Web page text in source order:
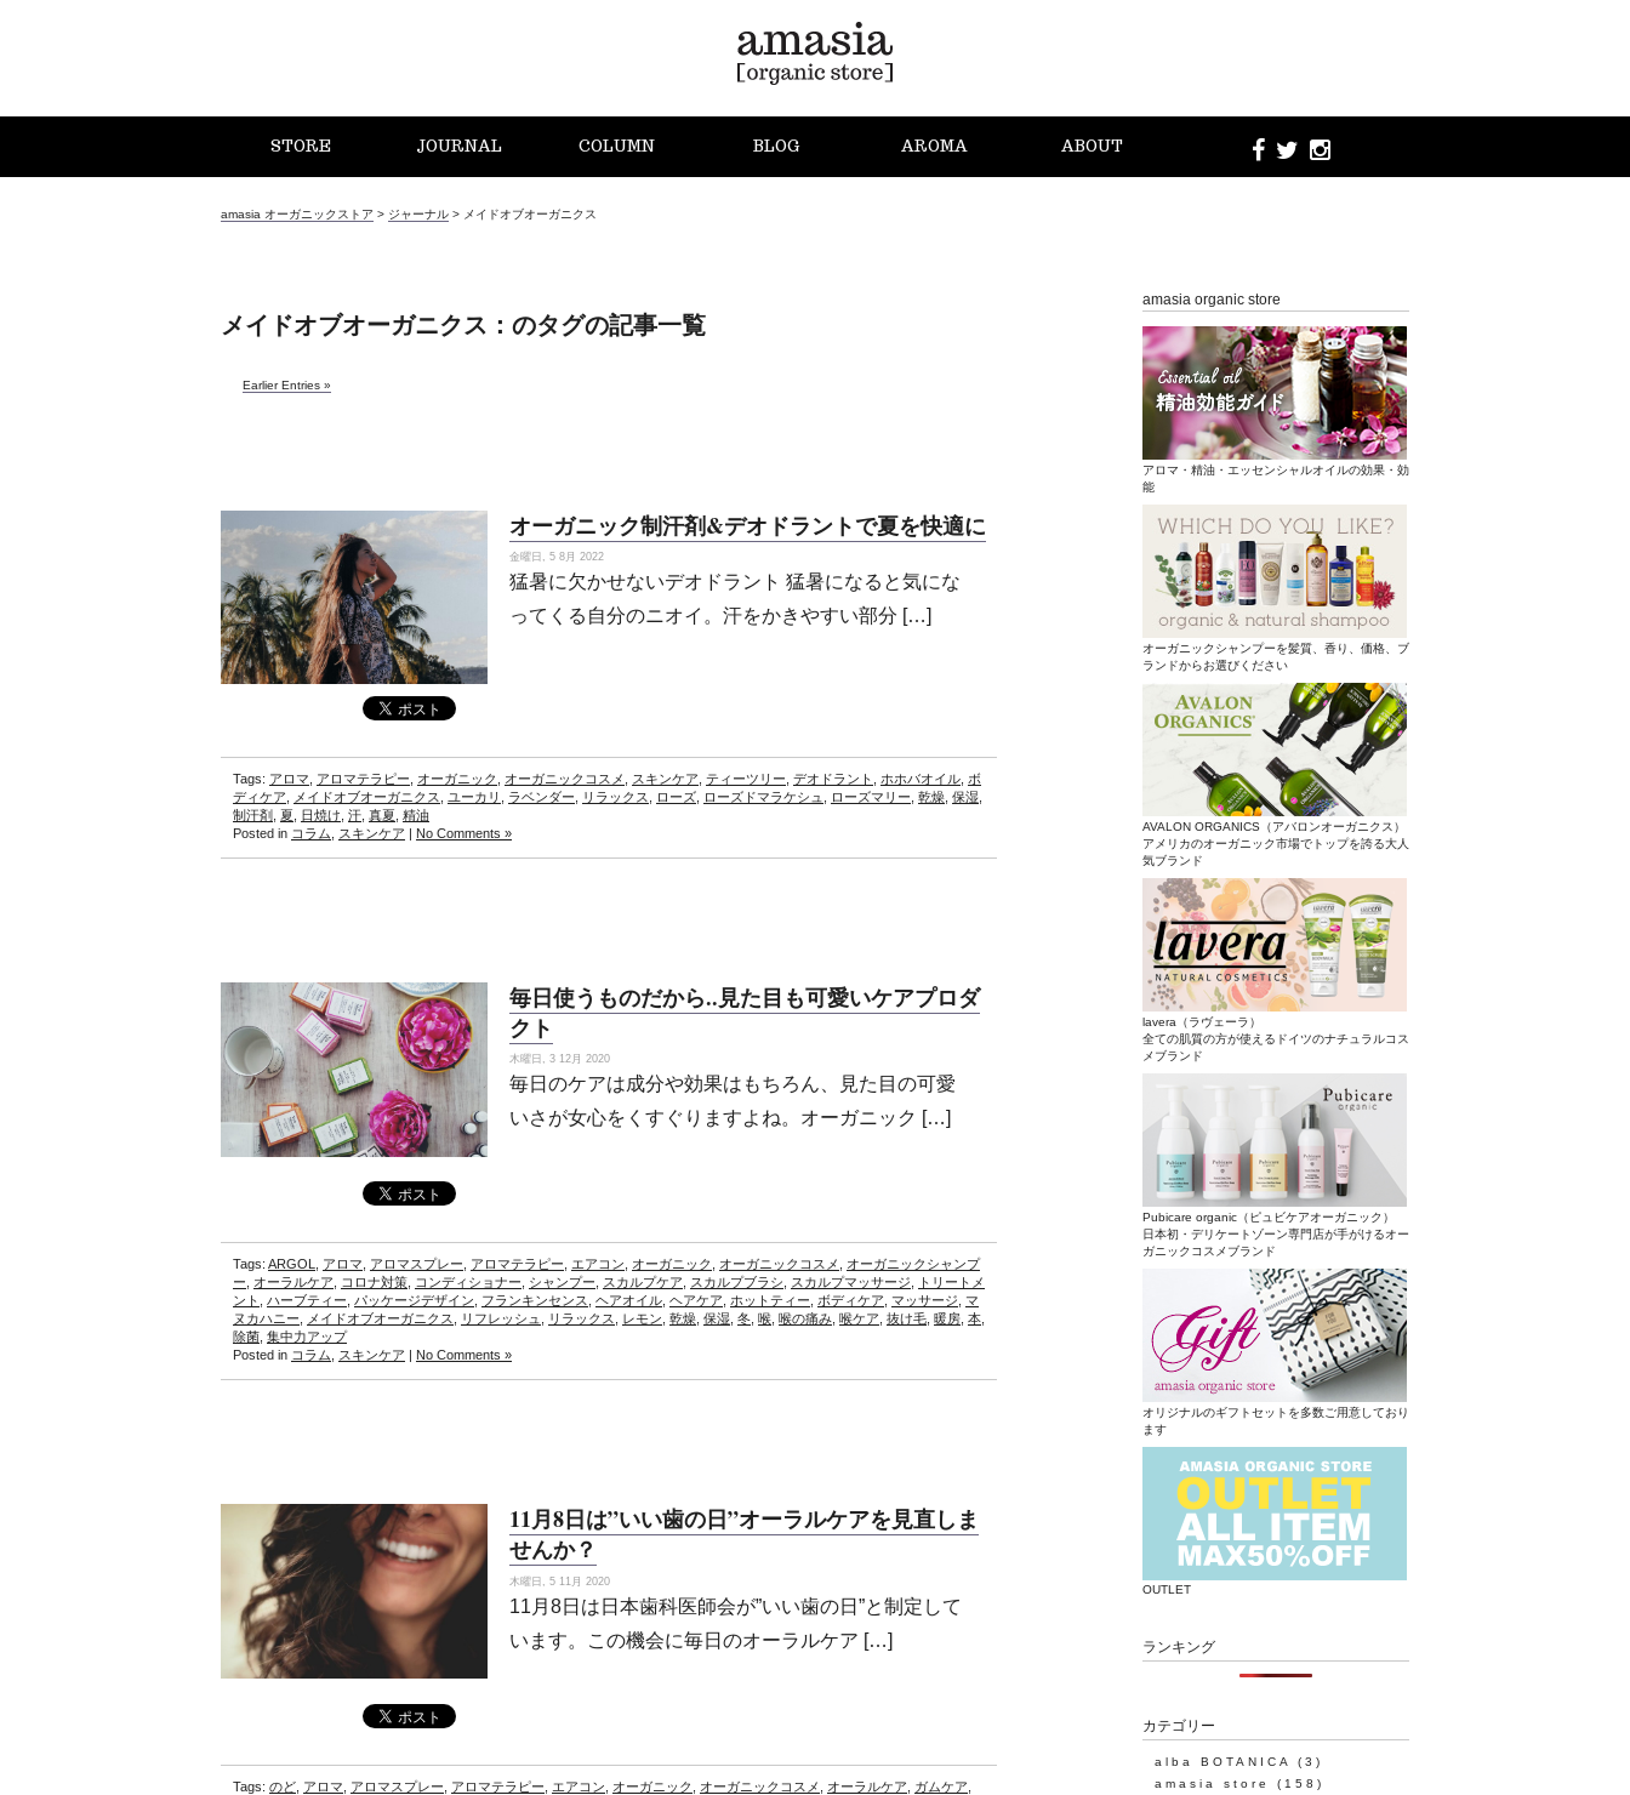
STORE JOURNAL COLUMN BLOG AROMA ABOUT
amasia オーガニックストア > ジャーナル > メイドオブオーガニクス
メイドオブオーガニクス：のタグの記事一覧
Earlier Entries »
オーガニック制汗剤&デオドラントで夏を快適に
金曜日, 5 8月 2022
猛暑に欠かせないデオドラント 猛暑になると気にな
ってくる自分のニオイ。汗をかきやすい部分 […]
Tags: アロマ アロマテラピー オーガニック オーガニックコスメ スキンケア ティーツリー デオドラント ホホバオイル ボ
ディケア
メイドオブオーガニクス ユーカリ ラベンダー リラックス ローズ ローズドマラケシュ ローズマリー 乾燥 保湿
制汗剤
夏 日焼け 汗 真夏
精油
Posted in コラム スキンケア No Comments »
毎日使うものだから..見た目も可愛いケアプロダ
クト
木曜日, 3 12月 2020
毎日のケアは成分や効果はもちろん、見た目の可愛
いさが女心をくすぐりますよね。オーガニック […]
Tags: ARGOL, アロマ, アロマスプレー, アロマテラピー, エアコン, オーガニック , オーガニックコスメ , オーガニックシャンプ
ー, オーラルケア, コロナ対策, コンディショナー, シャンプー, スカルプケア, スカルプブラシ, スカルプマッサージ,
トリートメ
ント , ハーブティー, パッケージデザイン, フランキンセンス, ヘアオイル, ヘアケア, ホットティー, ボディケア, マッサージ, マ
ヌカハニー, メイドオブオーガニクス, リフレッシュ, リラックス, レモン, 乾燥, 保湿, 冬, 喉, 喉の痛み, 喉ケア, 抜け毛, 暖房, 本,
除菌, 集中力アップ
Posted in コラム, スキンケア No Comments »
11月8日は”いい歯の日”オーラルケアを見直しま
せんか？
木曜日, 5 11月 2020
11月8日は日本歯科医師会が”いい歯の日”と制定して
います。この機会に毎日のオーラルケア […]
Tags: のど アロマ アロマスプレー アロマテラピー エアコン オーガニック オーガニックコスメ オーラルケア ガムケア
amasia organic store
アロマ・精油・エッセンシャルオイルの効果・効
能
オーガニックシャンプーを髪質、香り、価格、ブ
ランドからお選びください
AVALON ORGANICS（アバロンオーガニクス）
アメリカのオーガニック市場でトップを誇る大人
気ブランド
lavera（ラヴェーラ）
全ての肌質の方が使えるドイツのナチュラルコス
メブランド
Pubicare organic（ピュビケアオーガニック）
日本初・デリケートゾーン専門店が手がけるオー
ガニックコスメブランド
オリジナルのギフトセットを多数ご用意しており
ます
OUTLET
ランキング
カテゴリー
alba BOTANICA
(3)
amasia store
(158)